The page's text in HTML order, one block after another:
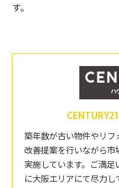
す。
築年数が古い物件やリフ
改善提案を行いながら
実施しています。ご満
に大阪エリアにて尽力し